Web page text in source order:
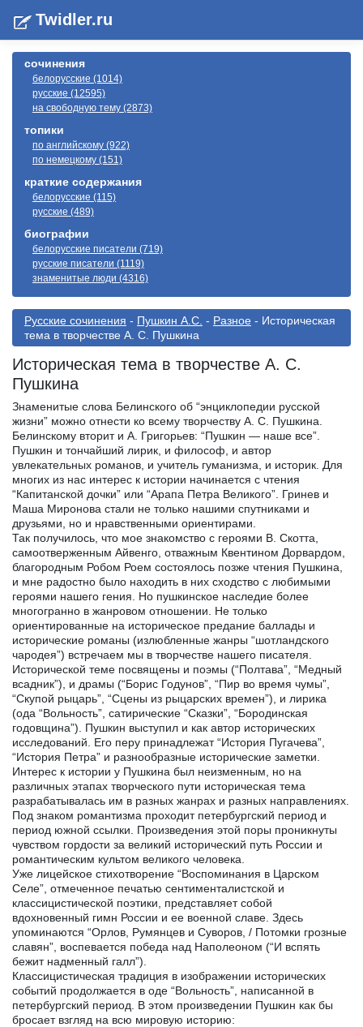
Twidler.ru
сочинения
белорусские (1014)
русские (12595)
на свободную тему (2873)
топики
по английскому (922)
по немецкому (151)
краткие содержания
белорусские (115)
русские (489)
биографии
белорусские писатели (719)
русские писатели (1119)
знаменитые люди (4316)
Русские сочинения - Пушкин А.С. - Разное - Историческая
тема в творчестве А. С. Пушкина
Историческая тема в творчестве А. С.
Пушкина
Знаменитые слова Белинского об “энциклопедии русской
жизни” можно отнести ко всему творчеству А. С. Пушкина.
Белинскому вторит и А. Григорьев: “Пушкин — наше все”.
Пушкин и тончайший лирик, и философ, и автор
увлекательных романов, и учитель гуманизма, и историк. Для
многих из нас интерес к истории начинается с чтения
“Капитанской дочки” или “Арапа Петра Великого”. Гринев и
Маша Миронова стали не только нашими спутниками и
друзьями, но и нравственными ориентирами.
Так получилось, что мое знакомство с героями В. Скотта,
самоотверженным Айвенго, отважным Квентином Дорвардом,
благородным Робом Роем состоялось позже чтения Пушкина,
и мне радостно было находить в них сходство с любимыми
героями нашего гения. Но пушкинское наследие более
многогранно в жанровом отношении. Не только
ориентированные на историческое предание баллады и
исторические романы (излюбленные жанры “шотландского
чародея”) встречаем мы в творчестве нашего писателя.
Исторической теме посвящены и поэмы (“Полтава”, “Медный
всадник”), и драмы (“Борис Годунов”, “Пир во время чумы”,
“Скупой рыцарь”, “Сцены из рыцарских времен”), и лирика
(ода “Вольность”, сатирические “Сказки”, “Бородинская
годовщина”). Пушкин выступил и как автор исторических
исследований. Его перу принадлежат “История Пугачева”,
“История Петра” и разнообразные исторические заметки.
Интерес к истории у Пушкина был неизменным, но на
различных этапах творческого пути историческая тема
разрабатывалась им в разных жанрах и разных направлениях.
Под знаком романтизма проходит петербургский период и
период южной ссылки. Произведения этой поры проникнуты
чувством гордости за великий исторический путь России и
романтическим культом великого человека.
Уже лицейское стихотворение “Воспоминания в Царском
Селе”, отмеченное печатью сентименталистской и
классицистической поэтики, представляет собой
вдохновенный гимн России и ее военной славе. Здесь
упоминаются “Орлов, Румянцев и Суворов, / Потомки грозные
славян”, воспевается победа над Наполеоном (“И вспять
бежит надменный галл”).
Классицистическая традиция в изображении исторических
событий продолжается в оде “Вольность”, написанной в
петербургский период. В этом произведении Пушкин как бы
бросает взгляд на всю мировую историю: